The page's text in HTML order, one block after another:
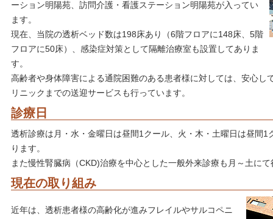
ーション明陽苑、訪問介護・看護ステーション明陽苑が入ってい
ます。
現在、当院の透析ベッド数は198床あり（6階フロアに148床、5階
フロアに50床）、感染症対策として隔離治療室も設置してありま
す。
高齢者や身体障害による通院困難のある患者様に対しては、安心し
リニックまでの送迎サービスも行っています。
診療日
透析診療は月・水・金曜日は昼間1クール、火・木・土曜日は昼間
ります。
また慢性腎臓病（CKD)治療を中心とした一般外来診療も月～土に
現在の取り組み
近年は、透析患者様の高齢化が進みフレイルやサルコペニ